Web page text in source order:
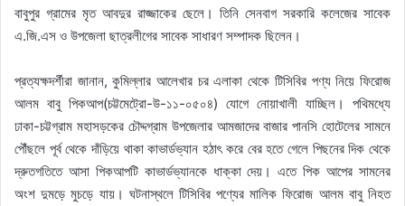
বাবুপুর গ্রামের মৃত আবদুর রাজ্জাকের ছেলে। তিনি সেনবাগ সরকারি কলেজের সাবেক
এ.জি.এস ও উপজেলা ছাত্রলীগের সাবেক সাধারণ সম্পাদক ছিলেন।
প্রত্যক্ষদর্শীরা জানান, কুমিল্লার আলেখার চর এলাকা থেকে টিসিবির পণ্য নিয়ে ফিরোজ
আলম বাবু পিকআপ(চট্টমেট্রো-উ-১১-০৫০৪) যোগে নোয়াখালী যাচ্ছিল। পথিমধ্যে
ঢাকা-চট্টগ্রাম মহাসড়কের চৌদ্দগ্রাম উপজেলার আমজাদের বাজার পানসি হোটেলের সামনে
পৌঁছলে পূর্ব থেকে দাঁড়িয়ে থাকা কাভার্ডভ্যান হঠাৎ করে বের হতে গেলে পিছনের দিক থেকে
দ্রুতগতিতে আসা পিকআপটি কাভার্ডভ্যানকে ধাক্কা দেয়। এতে পিক আপের সামনের
অংশ দুমড়ে মুচড়ে যায়। ঘটনাস্থলে টিসিবির পণ্যের মালিক ফিরোজ আলম বাবু নিহত